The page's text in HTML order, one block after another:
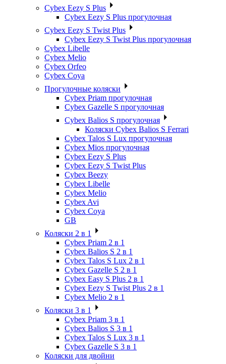
Cybex Eezy S Plus
Cybex Eezy S Plus прогулочная
Cybex Eezy S Twist Plus
Cybex Eezy S Twist Plus прогулочная
Cybex Libelle
Cybex Melio
Cybex Orfeo
Cybex Coya
Прогулочные коляски
Cybex Priam прогулочная
Cybex Gazelle S прогулочная
Cybex Balios S прогулочная
Коляски Cybex Balios S Ferrari
Cybex Talos S Lux прогулочная
Cybex Mios прогулочная
Cybex Eezy S Plus
Cybex Eezy S Twist Plus
Cybex Beezy
Cybex Libelle
Cybex Melio
Cybex Avi
Cybex Coya
GB
Коляски 2 в 1
Cybex Priam 2 в 1
Cybex Balios S 2 в 1
Cybex Talos S Lux 2 в 1
Cybex Gazelle S 2 в 1
Cybex Easy S Plus 2 в 1
Cybex Eezy S Twist Plus 2 в 1
Cybex Melio 2 в 1
Коляски 3 в 1
Cybex Priam 3 в 1
Cybex Balios S 3 в 1
Cybex Talos S Lux 3 в 1
Cybex Gazelle S 3 в 1
Коляски для двойни